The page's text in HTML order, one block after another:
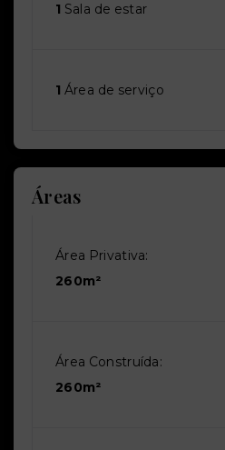
1 Sala de estar
1 Área de serviço
Áreas
Área Privativa:
260m²
Área Construída:
260m²